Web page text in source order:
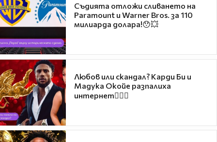
Съдията отложи сливането на
Paramount и Warner Bros. за 110
милиарда долара!😯💥
Любов или скандал? Карди Би и
Мадука Окойе разпалиха
интернет❤️‍🔥🔥